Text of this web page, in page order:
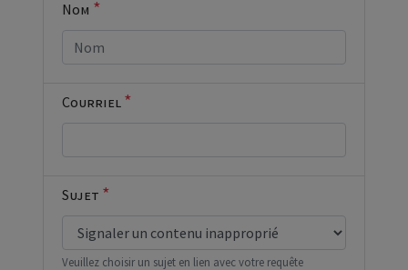
Nom *
Courriel *
Sujet *
Veuillez choisir un sujet en lien avec votre requête
(obligatoire)